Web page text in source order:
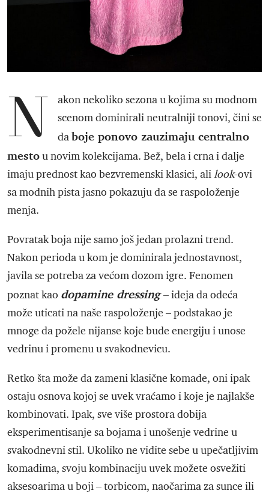
N
akon nekoliko sezona u kojima su modnom
scenom dominirali neutralniji tonovi, čini se
daboje ponovo zauzimaju centralno
mestou novim kolekcijama. Bež, bela i crna i dalje
imaju prednost kao bezvremenski klasici, alilook-ovi
sa modnih pista jasno pokazuju da se raspoloženje
menja.
Povratak boja nije samo još jedan prolazni trend.
Nakon perioda u kom je dominirala jednostavnost,
javila se potreba za većom dozom igre. Fenomen
poznat kao dopamine dressing – ideja da odeća
može uticati na naše raspoloženje – podstakao je
mnoge da požele nijanse koje bude energiju i unose
vedrinu i promenu u svakodnevicu.
Retko šta može da zameni klasične komade, oni ipak
ostaju osnova kojoj se uvek vraćamo i koje je najlakše
kombinovati. Ipak, sve više prostora dobija
eksperimentisanje sa bojama i unošenje vedrine u
svakodnevni stil. Ukoliko ne vidite sebe u upečatljivim
komadima, svoju kombinaciju uvek možete osvežiti
aksesoarima u boji – torbicom, naočarima za sunce ili